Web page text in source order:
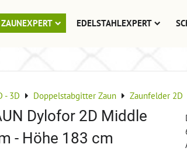
ZAUNEXPERT EDELSTAHLEXPERT
- 3D Doppelstabgitter Zaun Zaunfelder 2D
Dylofor 2D Middle
- Höhe 183 cm